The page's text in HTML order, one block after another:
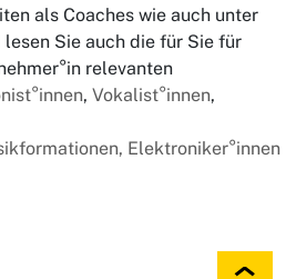
als Coaches wie auch unter
lesen Sie auch die für Sie für
relevanten
, Vokalist°innen,
, Elektroniker°innen